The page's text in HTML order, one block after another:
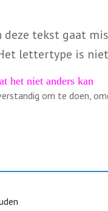
deze tekst gaat
lettertype is
het niet anders kan
om te doen,